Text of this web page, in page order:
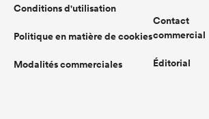
Conditions d'utilisation
Politique en matière de cookies
Modalités commerciales
Contact
commercial
Éditorial